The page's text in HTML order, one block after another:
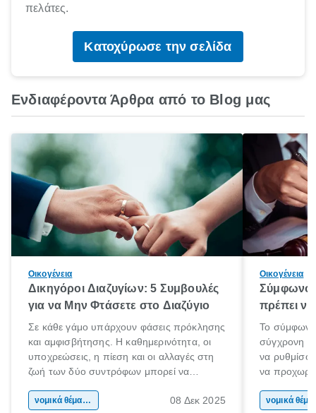
πελάτες.
Κατοχύρωσε την σελίδα
Ενδιαφέροντα Άρθρα από το Blog μας
Οικογένεια
Δικηγόροι Διαζυγίων: 5 Συμβουλές
για να Μην Φτάσετε στο Διαζύγιο
Σε κάθε γάμο υπάρχουν φάσεις πρόκλησης
και αμφισβήτησης. Η καθημερινότητα, οι
υποχρεώσεις, η πίεση και οι αλλαγές στη
ζωή των δύο συντρόφων μπορεί να
Όταν οι διαφωνίες πληθαίνουν και η
νομικά θέματα & συμβουλές 08 Δεκ 2025
Οικογένεια
Σύμφωνο
πρέπει να
Το σύμφωνο
σύγχρονη
να
να
θέλεις